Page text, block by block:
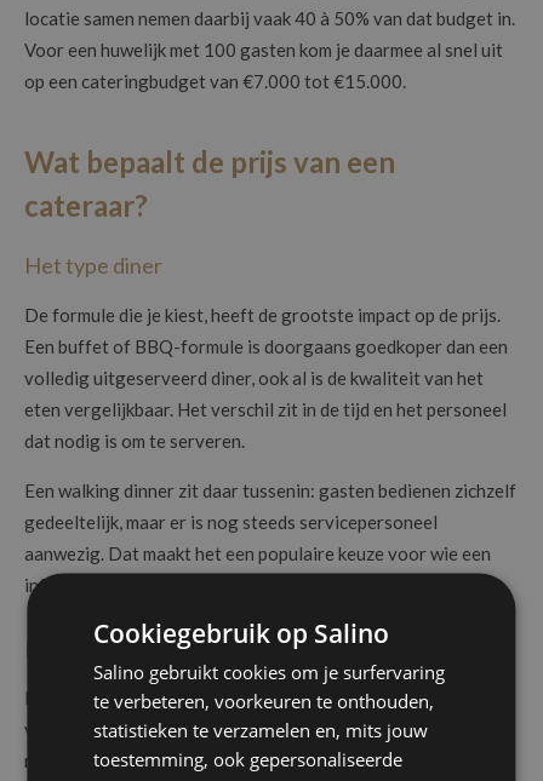
locatie samen nemen daarbij vaak 40 à 50% van dat budget in.
Voor een huwelijk met 100 gasten kom je daarmee al snel uit
op een cateringbudget van €7.000 tot €15.000.
Wat bepaalt de prijs van een
cateraar?
Het type diner
De formule die je kiest, heeft de grootste impact op de prijs.
Een buffet of BBQ-formule is doorgaans goedkoper dan een
volledig uitgeserveerd diner, ook al is de kwaliteit van het
eten vergelijkbaar. Het verschil zit in de tijd en het personeel
dat nodig is om te serveren.
Een walking dinner zit daar tussenin: gasten bedienen zichzelf
gedeeltelijk, maar er is nog steeds servicepersoneel
aanwezig. Dat maakt het een populaire keuze voor wie een
informele sfeer wil combineren met een verzorgde service.
De drankenformule
Dranken maken een groter verschil dan veel koppels op
voorhand inschatten. Een beperkte drankenformule tijdens de
receptie heeft een heel andere impact op het budget dan een
Cookiegebruik op Salino
Salino gebruikt cookies om je surfervaring
te verbeteren, voorkeuren te onthouden,
statistieken te verzamelen en, mits jouw
toestemming, ook gepersonaliseerde